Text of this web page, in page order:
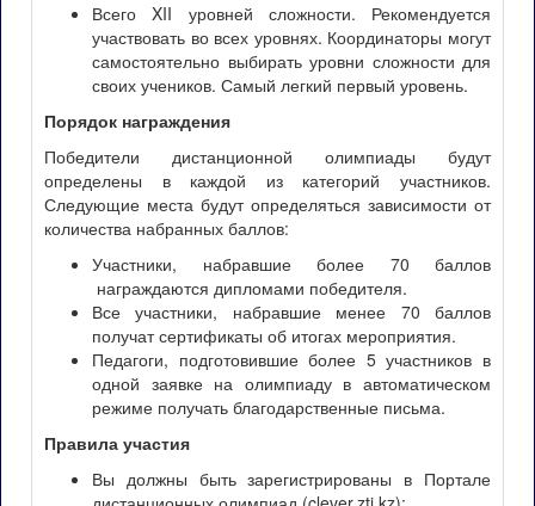
Всего XII уровней сложности. Рекомендуется
участвовать во всех уровнях. Координаторы могут
самостоятельно выбирать уровни сложности для
своих учеников. Самый легкий первый уровень.
Порядок награждения
Победители дистанционной олимпиады будут
определены в каждой из категорий участников.
Следующие места будут определяться зависимости от
количества набранных баллов:
Участники, набравшие более 70 баллов
награждаются дипломами победителя.
Все участники, набравшие менее 70 баллов
получат сертификаты об итогах мероприятия.
Педагоги, подготовившие более 5 участников в
одной заявке на олимпиаду в автоматическом
режиме получать благодарственные письма.
Правила участия
Вы должны быть зарегистрированы в Портале